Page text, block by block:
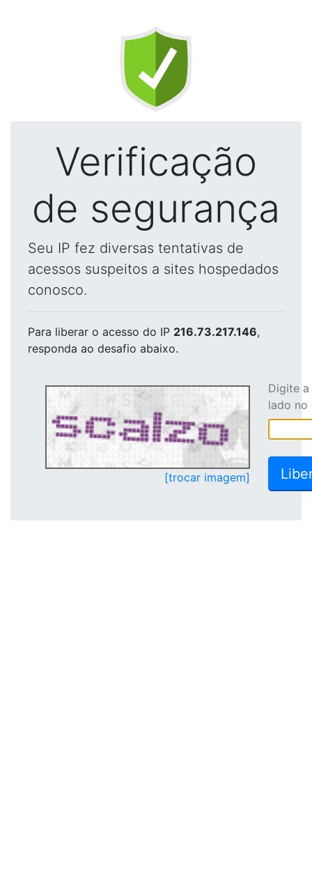
Verificação
de segurança
Seu IP fez diversas tentativas de
acessos suspeitos a sites hospedados
conosco.
Para liberar o acesso do IP 216.73.217.146,
responda ao desafio abaixo.
[trocar imagem]
Digite
lado no